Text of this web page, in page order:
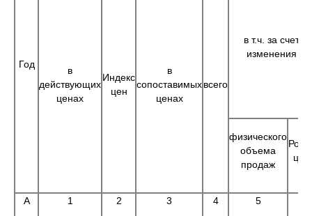
Год
в
действующих
ценах
Индекс
цен
в
сопоставимых
ценах
всего
в т.ч. за счет
изменения
физического
объема
продаж
цен
А 1 2 3 4 5